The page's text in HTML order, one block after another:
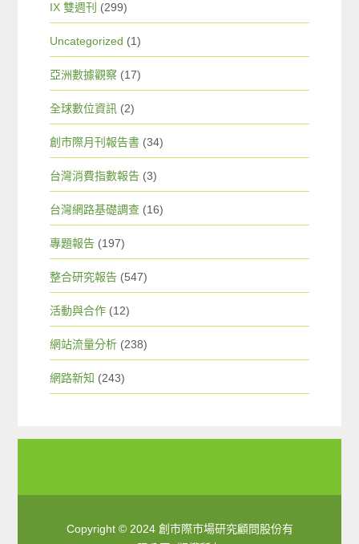
IX 雙週刊 (299)
Uncategorized (1)
亞洲數據觀察 (17)
全球數位資訊 (2)
創市際月刊報告書 (34)
台灣消費指數報告 (3)
台灣網路基礎調查 (16)
專題報告 (197)
整合研究報告 (547)
活動與合作 (12)
網站流量分析 (238)
網路新知 (243)
Copyright © 2024 創市際市場研究顧問股份有